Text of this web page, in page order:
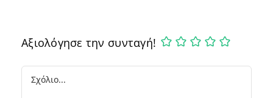
Αξιολόγησε την συνταγή!
Comment